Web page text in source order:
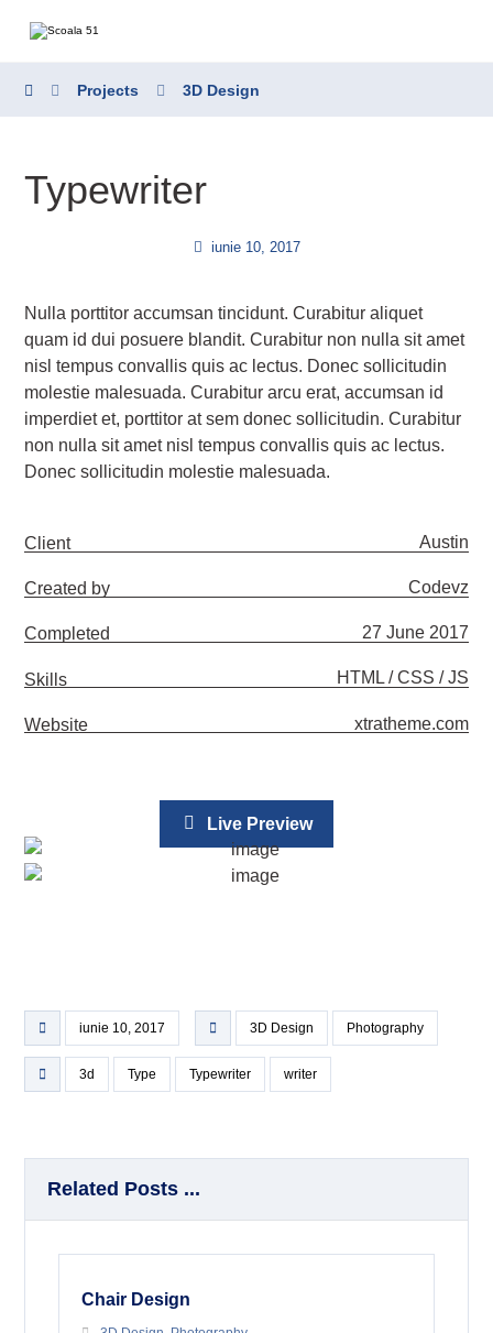
Projects 3D Design
Typewriter
iunie 10, 2017
Nulla porttitor accumsan tincidunt. Curabitur aliquet
quam id dui posuere blandit. Curabitur non nulla sit amet
nisl tempus convallis quis ac lectus. Donec sollicitudin
molestie malesuada. Curabitur arcu erat, accumsan id
imperdiet et, porttitor at sem donec sollicitudin. Curabitur
non nulla sit amet nisl tempus convallis quis ac lectus.
Donec sollicitudin molestie malesuada.
Client Austin
Created by Codevz
Completed 27 June 2017
Skills HTML / CSS / JS
Website xtratheme.com
Live Preview
iunie 10, 2017 3D Design Photography
3d Type Typewriter writer
Related Posts ...
Chair Design